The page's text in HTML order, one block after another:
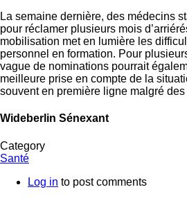
La semaine dernière, des médecins
pour réclamer plusieurs mois
mobilisation met en lumière les
personnel en formation. Pour
vague de nominations pourrait
meilleure prise en compte de la
souvent en première ligne malgré
Wideberlin Sénexant
Category
Santé
Log in to post comments